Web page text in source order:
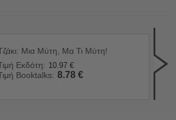
Μια Μύτη, Μα Τι Μύτη!
Εκδότη: 10.97 €
Booktalks: 8.78 €